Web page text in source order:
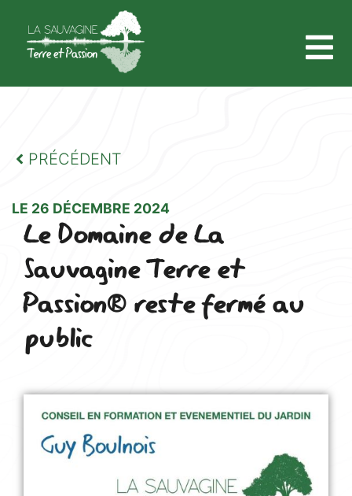
PRÉCÉDENT
LE 26 DÉCEMBRE 2024
Le Domaine de La
Sauvagine Terre et
Passion® reste fermé au
public